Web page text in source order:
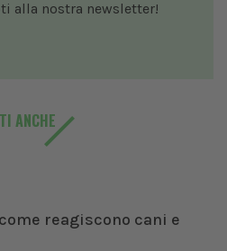
alla nostra newsletter!
ANCHE
reagiscono cani e